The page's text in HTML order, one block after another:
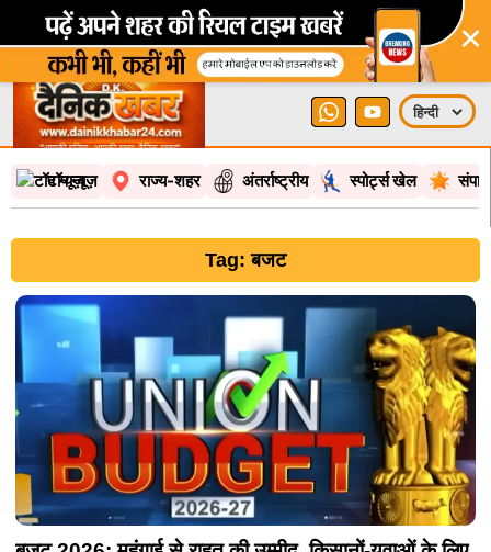
×
टॉप न्यूज़ राज्य-शहर अंतर्राष्ट्रीय स्पोर्ट्स खेल
Tag: बजट